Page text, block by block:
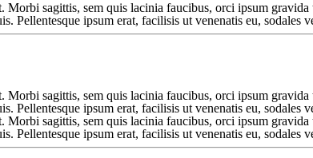
Morbi sagittis, sem quis lacinia faucibus, orci ipsum
Pellentesque ipsum erat, facilisis ut venenatis eu, sodales
Morbi sagittis, sem quis lacinia faucibus, orci ipsum
Pellentesque ipsum erat, facilisis ut venenatis eu, sodales
Morbi sagittis, sem quis lacinia faucibus, orci ipsum
Pellentesque ipsum erat, facilisis ut venenatis eu, sodales